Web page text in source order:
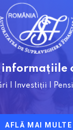
informațiile
| Investiții |
AFLĂ MAI MULTE